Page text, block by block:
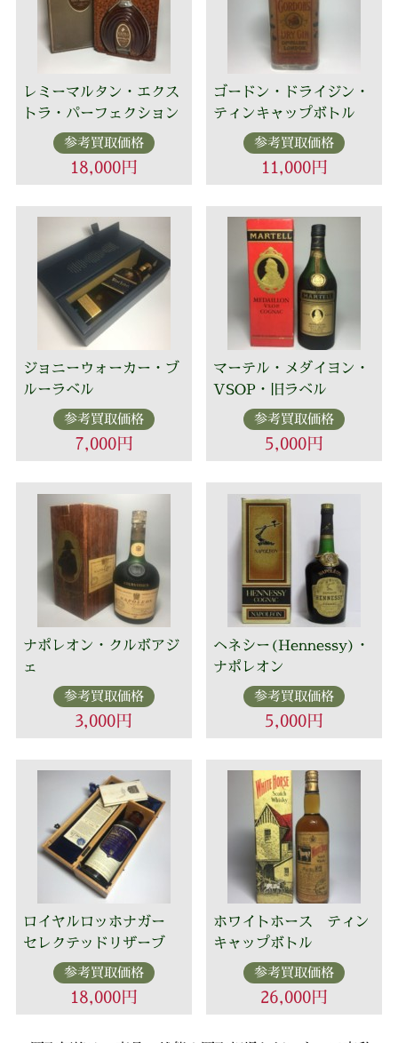
レミーマルタン・エクス
トラ・パーフェクション
参考買取価格
18,000円
ゴードン・ドライジン・
ティンキャップボトル
参考買取価格
11,000円
ジョニーウォーカー・ブ
ルーラベル
参考買取価格
7,000円
マーテル・メダイヨン・
VSOP・旧ラベル
参考買取価格
5,000円
ナポレオン・クルボアジ
ェ
参考買取価格
3,000円
ヘネシー(Hennessy)・
ナポレオン
参考買取価格
5,000円
ロイヤルロッホナガー
セレクテッドリザーブ
参考買取価格
18,000円
ホワイトホース ティン
キャップボトル
参考買取価格
26,000円